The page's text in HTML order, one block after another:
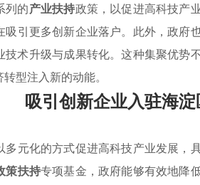
列的产业扶持政策，以促进高科技产
吸引更多创新企业落户。此外，政府
术升级与成果转化。这种集聚优势
型注入新的动能。
吸引创新企业入驻海
多元化的方式促进高科技产业发展，
策扶持专项基金，政府能够有效地降